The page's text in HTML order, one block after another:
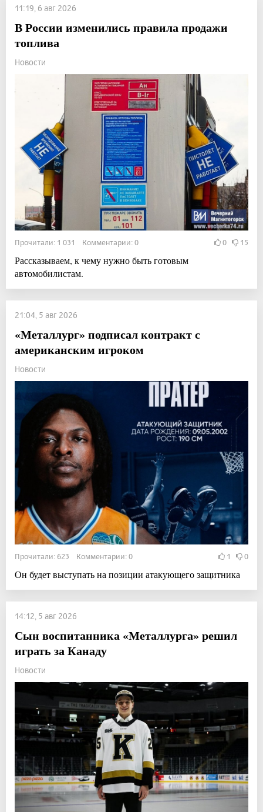
11:19, 6 авг 2026
В России изменились правила продажи
топлива
Новости
Прочитали: 1 031 Комментарии: 0 0 15
Рассказываем, к чему нужно быть готовым
автомобилистам.
21:04, 5 авг 2026
«Металлург» подписал контракт с
американским игроком
Новости
Прочитали: 623 Комментарии: 0 1 0
Он будет выступать на позиции атакующего защитника
14:12, 5 авг 2026
Сын воспитанника «Металлурга» решил
играть за Канаду
Новости